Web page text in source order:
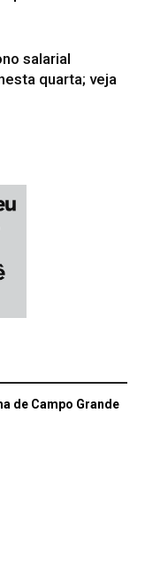
salarial
quarta; veja
de Campo Grande